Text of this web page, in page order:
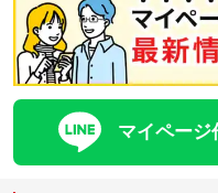
マイページ